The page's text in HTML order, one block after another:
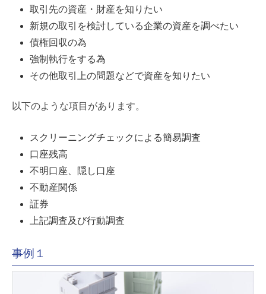
取引先の資産・財産を知りたい
新規の取引を検討している企業の資産を調べたい
債権回収の為
強制執行をする為
その他取引上の問題などで資産を知りたい
以下のような項目があります。
スクリーニングチェックによる簡易調査
口座残高
不明口座、隠し口座
不動産関係
証券
上記調査及び行動調査
事例１